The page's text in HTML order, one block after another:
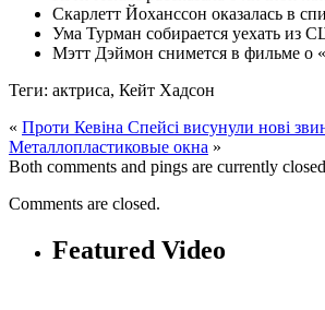
Скарлетт Йоханссон оказалась в
Ума Турман собирается уехать из
Мэтт Дэймон снимется в фильме о
Теги: актриса, Кейт Хадсон
« Проти Кевіна Спейсі висунули нові
Металлопластиковые окна »
Both comments and pings are currently
Comments are closed.
Featured Video